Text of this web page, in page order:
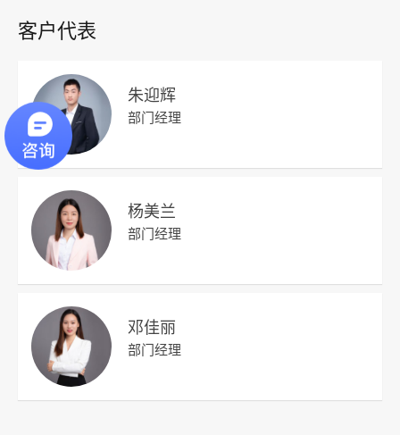
客户代表
朱迎辉
部门经理
杨美兰
部门经理
邓佳丽
部门经理